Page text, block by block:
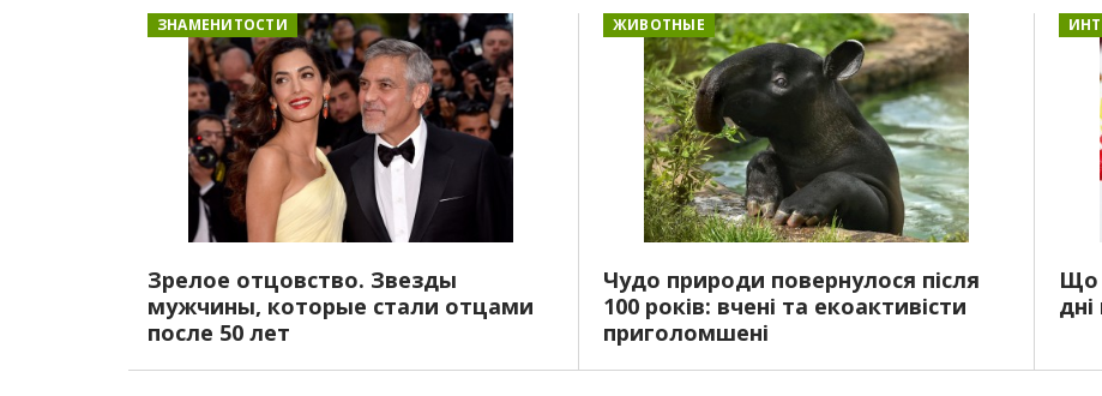
ЗНАМЕНИТОСТИ
Зрелое отцовство. Звезды
мужчины, которые стали отцами
после 50 лет
ЖИВОТНЫЕ
Чудо природи повернулося після
100 років: вчені та екоактивісти
приголомшені
Що